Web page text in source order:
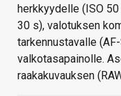
herkkyydelle (ISO
30 s), valotuksen
tarkennustavalle
valkotasapainolle.
raakakuvauksen